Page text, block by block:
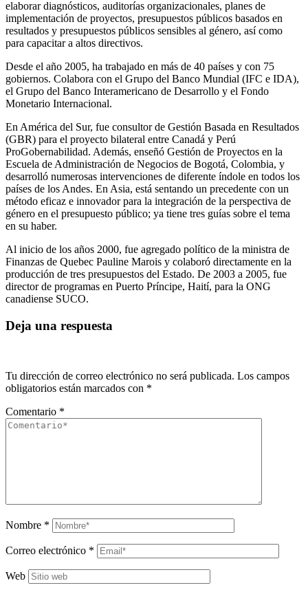
elaborar diagnósticos, auditorías organizacionales, planes de
implementación de proyectos, presupuestos públicos basados en
resultados y presupuestos públicos sensibles al género, así como
para capacitar a altos directivos.
Desde el año 2005, ha trabajado en más de 40 países y con 75
gobiernos. Colabora con el Grupo del Banco Mundial (IFC e IDA),
el Grupo del Banco Interamericano de Desarrollo y el Fondo
Monetario Internacional.
En América del Sur, fue consultor de Gestión Basada en Resultados
(GBR) para el proyecto bilateral entre Canadá y Perú
ProGobernabilidad. Además, enseñó Gestión de Proyectos en la
Escuela de Administración de Negocios de Bogotá, Colombia, y
desarrolló numerosas intervenciones de diferente índole en todos los
países de los Andes. En Asia, está sentando un precedente con un
método eficaz e innovador para la integración de la perspectiva de
género en el presupuesto público; ya tiene tres guías sobre el tema
en su haber.
Al inicio de los años 2000, fue agregado político de la ministra de
Finanzas de Quebec Pauline Marois y colaboró directamente en la
producción de tres presupuestos del Estado. De 2003 a 2005, fue
director de programas en Puerto Príncipe, Haití, para la ONG
canadiense SUCO.
Deja una respuesta
Tu dirección de correo electrónico no será publicada. Los campos
obligatorios están marcados con *
Comentario *
Nombre *
Correo electrónico *
Web